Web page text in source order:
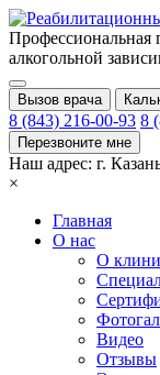
алкогольной
Вызов врача
8 (843) 216-00-93 8
Перезвоните мне
Наш адрес: г.
×
Главная
О нас
О
Видео
Отзывы